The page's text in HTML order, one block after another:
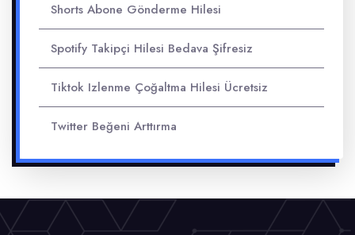
Shorts Abone Gönderme Hilesi
Spotify Takipçi Hilesi Bedava Şifresiz
Tiktok Izlenme Çoğaltma Hilesi Ücretsiz
Twitter Beğeni Arttırma